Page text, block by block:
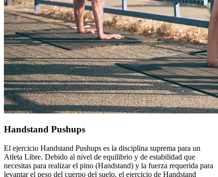
Handstand Pushups
El ejercicio Handstand Pushups es la disciplina suprema para un
Atleta Libre. Debido al nivel de equilibrio y de estabilidad que
necesitas para realizar el pino (Handstand) y la fuerza requerida para
levantar el peso del cuerpo del suelo, el ejercicio de Handstand